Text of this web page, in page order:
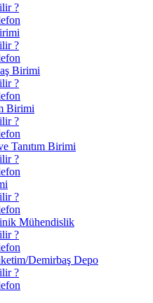
?
?
Birimi
?
Birimi
?
Tanıtım Birimi
?
?
Mühendislik
?
Demirbaş Depo
?